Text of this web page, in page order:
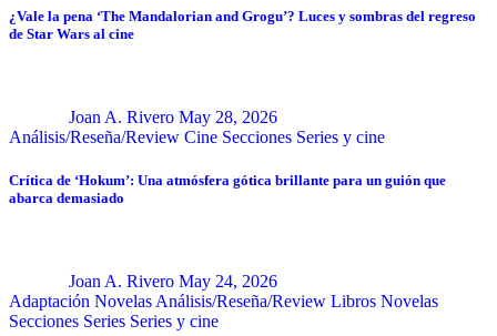
¿Vale la pena ‘The Mandalorian and Grogu’? Luces y sombras del regreso
de Star Wars al cine
Joan A. Rivero May 28, 2026
Análisis/Reseña/Review Cine Secciones Series y cine
Crítica de ‘Hokum’: Una atmósfera gótica brillante para un guión que
abarca demasiado
Joan A. Rivero May 24, 2026
Adaptación Novelas Análisis/Reseña/Review Libros Novelas
Secciones Series Series y cine